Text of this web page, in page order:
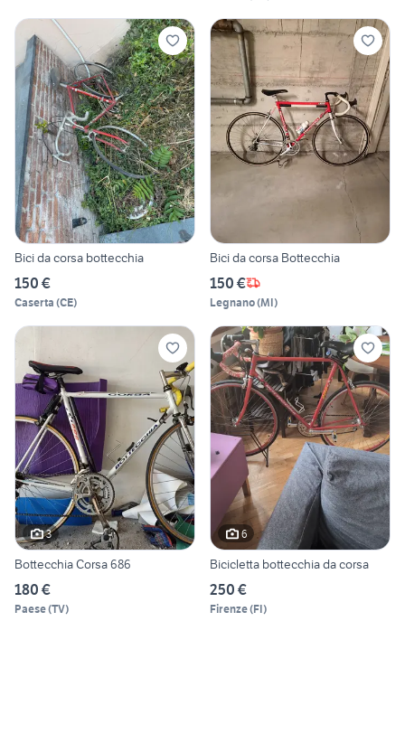
Bici da corsa bottecchia
150 €
Caserta (CE)
Bici da corsa Bottecchia
150 €
Legnano(MI)
3
Bottecchia Corsa 686
180 €
Paese(TV)
6
Bicicletta bottecchia da corsa
250 €
Firenze(FI)